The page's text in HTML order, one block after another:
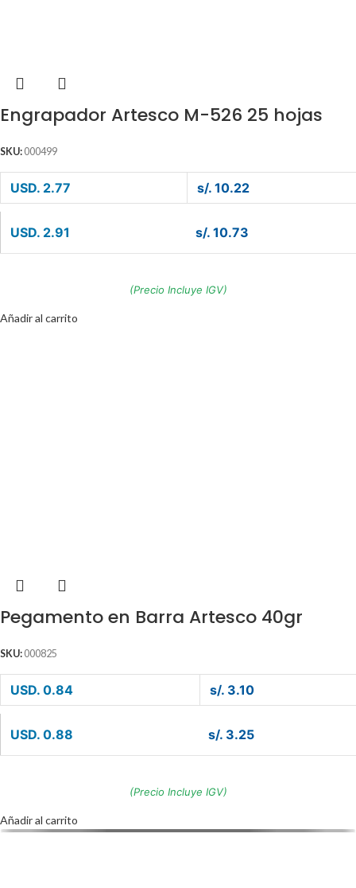
Engrapador Artesco M-526 25 hojas
SKU: 000499
USD. 2.77 s/. 10.22
USD. 2.91 s/. 10.73
(Precio Incluye IGV)
Añadir al carrito
Pegamento en Barra Artesco 40gr
SKU: 000825
USD. 0.84 s/. 3.10
USD. 0.88 s/. 3.25
(Precio Incluye IGV)
Añadir al carrito